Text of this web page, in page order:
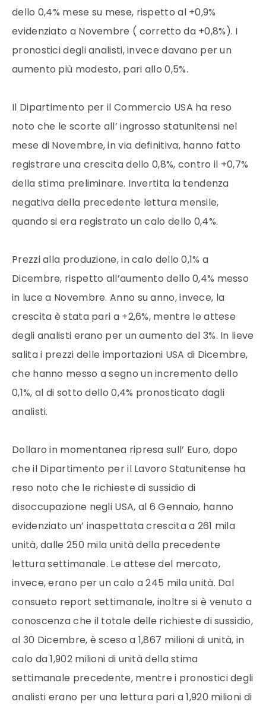
dello 0,4% mese su mese, rispetto al +0,9%
evidenziato a Novembre ( corretto da +0,8%). I
pronostici degli analisti, invece davano per un
aumento più modesto, pari allo 0,5%.
Il Dipartimento per il Commercio USA ha reso
noto che le scorte all’ ingrosso statunitensi nel
mese di Novembre, in via definitiva, hanno fatto
registrare una crescita dello 0,8%, contro il +0,7%
della stima preliminare. Invertita la tendenza
negativa della precedente lettura mensile,
quando si era registrato un calo dello 0,4%.
Prezzi alla produzione, in calo dello 0,1% a
Dicembre, rispetto all’aumento dello 0,4% messo
in luce a Novembre. Anno su anno, invece, la
crescita è stata pari a +2,6%, mentre le attese
degli analisti erano per un aumento del 3%. In lieve
salita i prezzi delle importazioni USA di Dicembre,
che hanno messo a segno un incremento dello
0,1%, al di sotto dello 0,4% pronosticato dagli
analisti.
Dollaro in momentanea ripresa sull’ Euro, dopo
che il Dipartimento per il Lavoro Statunitense ha
reso noto che le richieste di sussidio di
disoccupazione negli USA, al 6 Gennaio, hanno
evidenziato un’ inaspettata crescita a 261 mila
unità, dalle 250 mila unità della precedente
lettura settimanale. Le attese del mercato,
invece, erano per un calo a 245 mila unità. Dal
consueto report settimanale, inoltre si è venuto a
conoscenza che il totale delle richieste di sussidio,
al 30 Dicembre, è sceso a 1,867 milioni di unità, in
calo da 1,902 milioni di unità della stima
settimanale precedente, mentre i pronostici degli
analisti erano per una lettura pari a 1,920 milioni di